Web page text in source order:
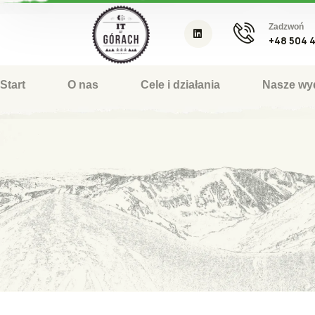
Zadzwoń
+48 504
Start O nas Cele i działania Nasze